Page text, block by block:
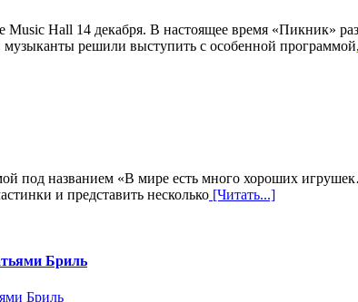
Hall 14 декабря. В настоящее время «Пикник»
музыканты решили выступить с особенной программой,
под названием «В мире есть много хороших
и представить несколько [Читать...]
Бриль